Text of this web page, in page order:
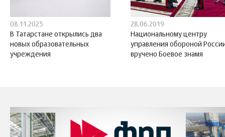
08.11.2025
В Татарстане открылись два
новых образовательных
учреждения
28.06.2019
Национальному центру
управления обороной
вручено Боевое знамя